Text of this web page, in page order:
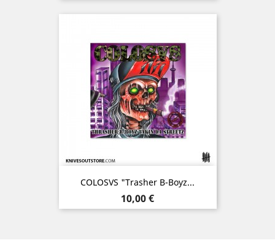
COLOSVS "Trasher B-Boyz...
Prix
10,00 €